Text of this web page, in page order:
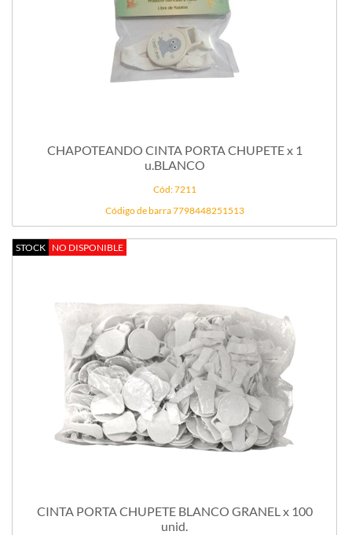
CHAPOTEANDO CINTA PORTA CHUPETE x 1
u.BLANCO
Cód: 7211
Código de barra 7798448251513
STOCK NO DISPONIBLE
CINTA PORTA CHUPETE BLANCO GRANEL x 100
unid.